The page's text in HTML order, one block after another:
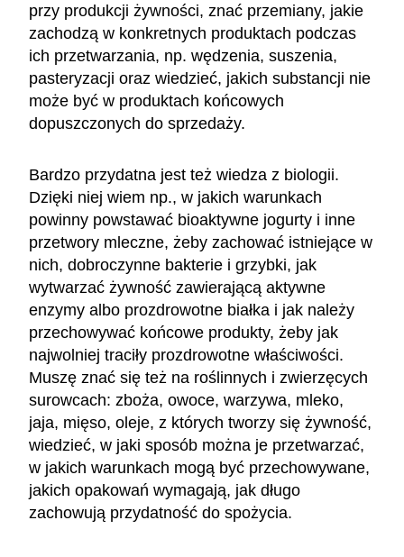
przy produkcji żywności, znać przemiany, jakie
zachodzą w konkretnych produktach podczas
ich przetwarzania, np. wędzenia, suszenia,
pasteryzacji oraz wiedzieć, jakich substancji nie
może być w produktach końcowych
dopuszczonych do sprzedaży.
Bardzo przydatna jest też wiedza z biologii.
Dzięki niej wiem np., w jakich warunkach
powinny powstawać bioaktywne jogurty i inne
przetwory mleczne, żeby zachować istniejące w
nich, dobroczynne bakterie i grzybki, jak
wytwarzać żywność zawierającą aktywne
enzymy albo prozdrowotne białka i jak należy
przechowywać końcowe produkty, żeby jak
najwolniej traciły prozdrowotne właściwości.
Muszę znać się też na roślinnych i zwierzęcych
surowcach: zboża, owoce, warzywa, mleko,
jaja, mięso, oleje, z których tworzy się żywność,
wiedzieć, w jaki sposób można je przetwarzać,
w jakich warunkach mogą być przechowywane,
jakich opakowań wymagają, jak długo
zachowują przydatność do spożycia.